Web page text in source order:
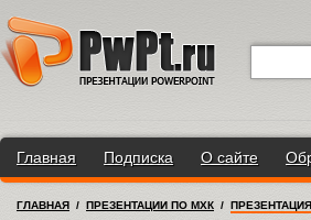
Главная Подписка О сайте
ГЛАВНАЯ / ПРЕЗЕНТАЦИИ ПО МХК /